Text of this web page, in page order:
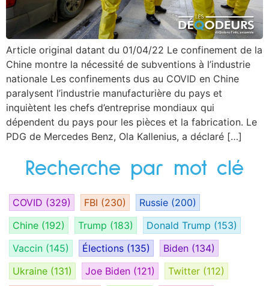
Article original datant du 01/04/22 Le confinement de la
Chine montre la nécessité de subventions à l’industrie
nationale Les confinements dus au COVID en Chine
paralysent l’industrie manufacturière du pays et
inquiètent les chefs d’entreprise mondiaux qui
dépendent du pays pour les pièces et la fabrication. Le
PDG de Mercedes Benz, Ola Kallenius, a déclaré […]
Recherche par mot clé
COVID (329) FBI (230) Russie (200)
Chine (192) Trump (183) Donald Trump (153)
Vaccin (145) Élections (135) Biden (134)
Ukraine (131) Joe Biden (121) Twitter (112)